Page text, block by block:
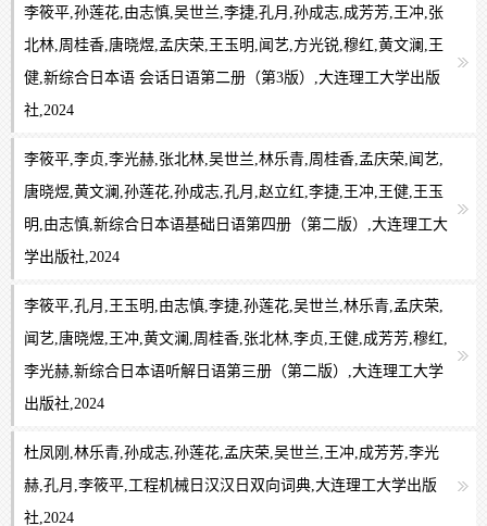
李筱平,孙莲花,由志慎,吴世兰,李捷,孔月,孙成志,成芳芳,王冲,张
北林,周桂香,唐晓煜,孟庆荣,王玉明,闻艺,方光锐,穆红,黄文澜,王
健,新综合日本语 会话日语第二册（第3版）,大连理工大学出版
社,2024
李筱平,李贞,李光赫,张北林,吴世兰,林乐青,周桂香,孟庆荣,闻艺,
唐晓煜,黄文澜,孙莲花,孙成志,孔月,赵立红,李捷,王冲,王健,王玉
明,由志慎,新综合日本语基础日语第四册（第二版）,大连理工大
学出版社,2024
李筱平,孔月,王玉明,由志慎,李捷,孙莲花,吴世兰,林乐青,孟庆荣,
闻艺,唐晓煜,王冲,黄文澜,周桂香,张北林,李贞,王健,成芳芳,穆红,
李光赫,新综合日本语听解日语第三册（第二版）,大连理工大学
出版社,2024
杜凤刚,林乐青,孙成志,孙莲花,孟庆荣,吴世兰,王冲,成芳芳,李光
赫,孔月,李筱平,工程机械日汉汉日双向词典,大连理工大学出版
社,2024